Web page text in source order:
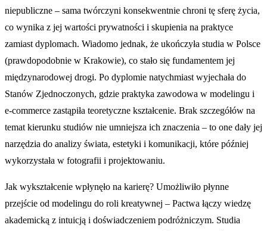
niepubliczne – sama twórczyni konsekwentnie chroni tę sferę życia,
co wynika z jej wartości prywatności i skupienia na praktyce
zamiast dyplomach. Wiadomo jednak, że ukończyła studia w Polsce
(prawdopodobnie w Krakowie), co stało się fundamentem jej
międzynarodowej drogi. Po dyplomie natychmiast wyjechała do
Stanów Zjednoczonych, gdzie praktyka zawodowa w modelingu i
e-commerce zastąpiła teoretyczne kształcenie. Brak szczegółów na
temat kierunku studiów nie umniejsza ich znaczenia – to one dały jej
narzędzia do analizy świata, estetyki i komunikacji, które później
wykorzystała w fotografii i projektowaniu.
Jak wykształcenie wpłynęło na karierę? Umożliwiło płynne
przejście od modelingu do roli kreatywnej – Pactwa łączy wiedzę
akademicką z intuicją i doświadczeniem podróżniczym. Studia